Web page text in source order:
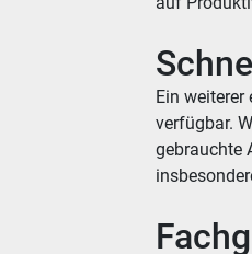
Ein
verfügbar.
gebrauchte